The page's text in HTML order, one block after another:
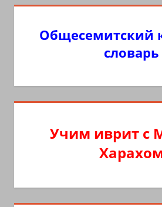
Общесемитский
словарь
Учим иврит с